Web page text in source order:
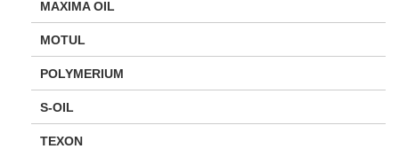
MAXIMA OIL
MOTUL
POLYMERIUM
S-OIL
TEXON